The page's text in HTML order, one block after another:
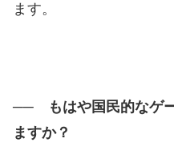
ます。
── もはや国民的なゲ
ますか？